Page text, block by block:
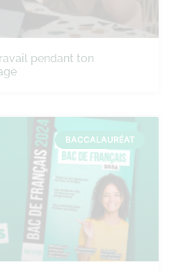
pendant ton
BACCALAURÉAT